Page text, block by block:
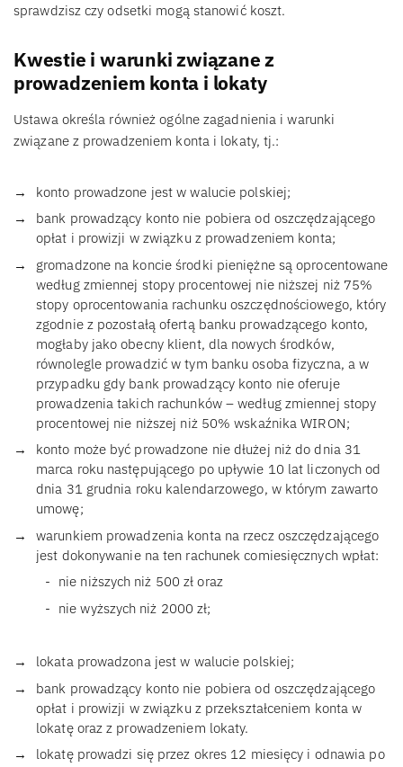
sprawdzisz czy odsetki mogą stanowić koszt.
Kwestie i warunki związane z
prowadzeniem konta i lokaty
Ustawa określa również ogólne zagadnienia i warunki
związane z prowadzeniem konta i lokaty, tj.:
konto prowadzone jest w walucie polskiej;
bank prowadzący konto nie pobiera od oszczędzającego
opłat i prowizji w związku z prowadzeniem konta;
gromadzone na koncie środki pieniężne są oprocentowane
według zmiennej stopy procentowej nie niższej niż 75%
stopy oprocentowania rachunku oszczędnościowego, który
zgodnie z pozostałą ofertą banku prowadzącego konto,
mogłaby jako obecny klient, dla nowych środków,
równolegle prowadzić w tym banku osoba fizyczna, a w
przypadku gdy bank prowadzący konto nie oferuje
prowadzenia takich rachunków – według zmiennej stopy
procentowej nie niższej niż 50% wskaźnika WIRON;
konto może być prowadzone nie dłużej niż do dnia 31
marca roku następującego po upływie 10 lat liczonych od
dnia 31 grudnia roku kalendarzowego, w którym zawarto
umowę;
warunkiem prowadzenia konta na rzecz oszczędzającego
jest dokonywanie na ten rachunek comiesięcznych wpłat:
nie niższych niż 500 zł oraz
nie wyższych niż 2000 zł;
lokata prowadzona jest w walucie polskiej;
bank prowadzący konto nie pobiera od oszczędzającego
opłat i prowizji w związku z przekształceniem konta w
lokatę oraz z prowadzeniem lokaty.
lokatę prowadzi się przez okres 12 miesięcy i odnawia po